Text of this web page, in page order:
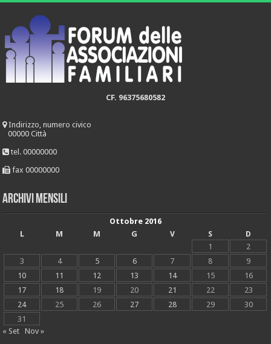
CF. 96375680582
Indirizzo, numero civico
00000 Città
tel. 00000000
fax 00000000
Archivi mensili
Ottobre 2016
L
M M G V S
D
1
2
3
4 5 6 7 8
9
10
11 12 13 14 15
16
17
18 19 20 21 22
23
24
25 26 27 28 29
30
31
« Set
Nov »